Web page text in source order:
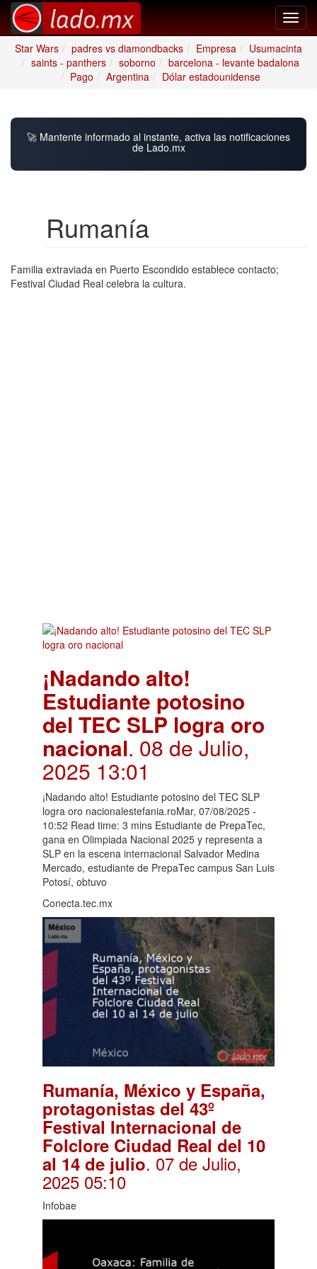
Star Wars
padres vs diamondbacks Empresa
Usumacinta
saints - panthers
soborno
barcelona - levante badalona
Pago
Argentina Dólar estadounidense
🚀 Mantente informado al instante, activa las notificaciones
de Lado.mx
Rumanía
Familia extraviada en Puerto Escondido establece contacto;
Festival Ciudad Real celebra la cultura.
¡Nadando alto!
Estudiante potosino
del TEC SLP logra oro
nacional. 08 de Julio,
2025 13:01
¡Nadando alto! Estudiante potosino del TEC SLP
logra oro nacionalestefania.roMar, 07/08/2025 -
10:52 Read time: 3 mins Estudiante de PrepaTec,
gana en Olimpiada Nacional 2025 y representa a
SLP en la escena internacional Salvador Medina
Mercado, estudiante de PrepaTec campus San Luis
Potosí, obtuvo
Conecta.tec.mx
Rumanía, México y España,
protagonistas del 43º
Festival Internacional de
Folclore Ciudad Real del 10
al 14 de julio. 07 de Julio,
2025 05:10
Infobae